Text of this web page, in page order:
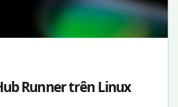
Runner trên Linux